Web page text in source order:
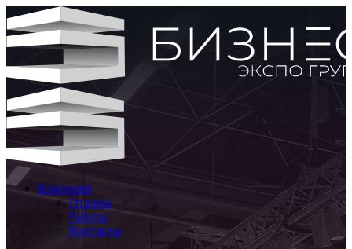
Компания
Отзывы
Работы
Контакты